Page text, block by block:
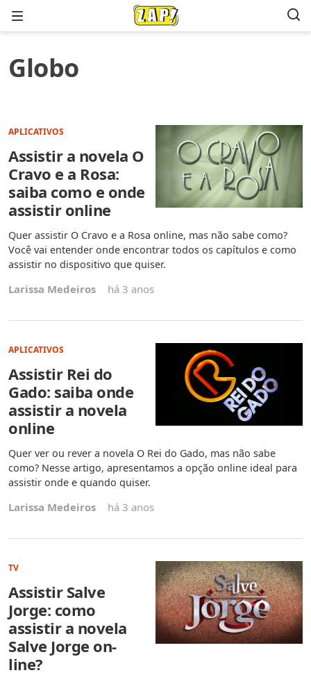
Menu
Globo
APLICATIVOS
Assistir a novela O
Cravo e a Rosa:
saiba como e onde
assistir online
Quer assistir O Cravo e a Rosa online, mas não sabe como?
Você vai entender onde encontrar todos os capítulos e como
assistir no dispositivo que quiser.
Larissa Medeiros há 3 anos
APLICATIVOS
Assistir Rei do
Gado: saiba onde
assistir a novela
online
Quer ver ou rever a novela O Rei do Gado, mas não sabe
como? Nesse artigo, apresentamos a opção online ideal para
assistir onde e quando quiser.
Larissa Medeiros há 3 anos
TV
Assistir Salve
Jorge: como
assistir a novela
Salve Jorge on-
line?